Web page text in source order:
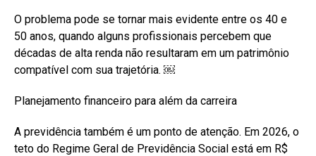
O problema pode se tornar mais evidente entre os 40 e
50 anos, quando alguns profissionais percebem que
décadas de alta renda não resultaram em um patrimônio
compatível com sua trajetória. ￼
Planejamento financeiro para além da carreira
A previdência também é um ponto de atenção. Em 2026, o
teto do Regime Geral de Previdência Social está em R$